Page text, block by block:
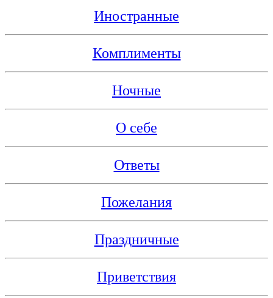
Иностранные
Комплименты
Ночные
О себе
Ответы
Пожелания
Праздничные
Приветствия